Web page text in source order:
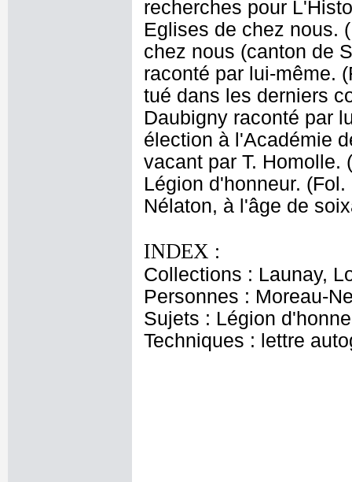
recherches pour
Eglises de chez nous.
chez nous (canton de
raconté par lui-même.
tué dans les derniers
Daubigny raconté par
élection à l'Académie
vacant par T. Homolle.
Légion d'honneur.
Nélaton, à l'âge de
INDEX :
Collections : Launay,
Personnes : Moreau-
Sujets : Légion
Techniques : lettre